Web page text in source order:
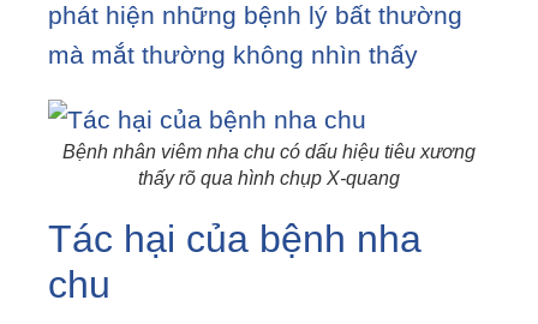
phát hiện những bệnh lý bất thường
mà mắt thường không nhìn thấy
Bệnh nhân viêm nha chu có dấu hiệu tiêu xương
thấy rõ qua hình chụp X-quang
Tác hại của bệnh nha
chu